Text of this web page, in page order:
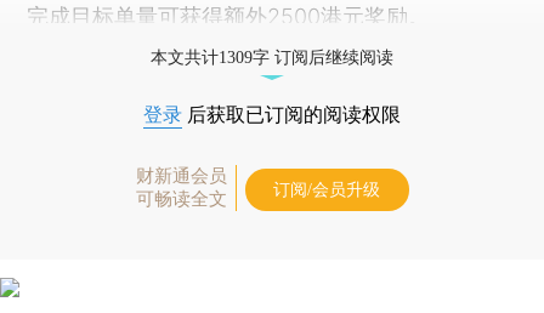
完成目标单量可获得额外2500港元奖励。
本文共计1309字 订阅后继续阅读
登录 后获取已订阅的阅读权限
财新通会员
可畅读全文
订阅/会员升级